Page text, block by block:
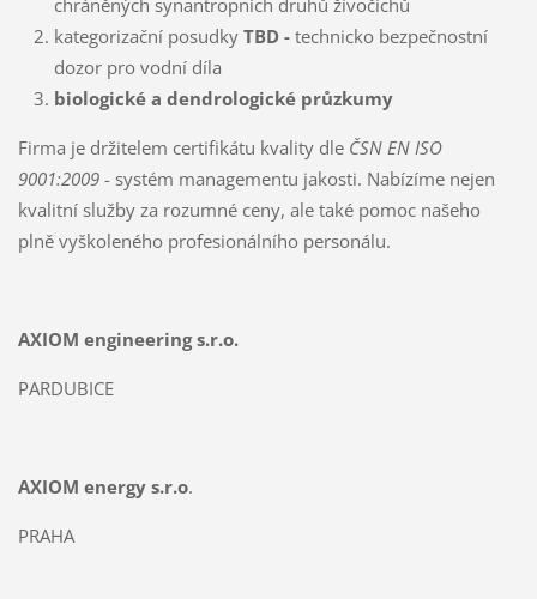
chráněných synantropních druhů živočichů
kategorizační posudky TBD - technicko bezpečnostní
dozor pro vodní díla
biologické a dendrologické průzkumy
Firma je držitelem certifikátu kvality dle ČSN EN ISO
9001:2009- systém managementu jakosti. Nabízíme nejen
kvalitní služby za rozumné ceny, ale také pomoc našeho
plně vyškoleného profesionálního personálu.
AXIOM engineering s.r.o.
PARDUBICE
AXIOM energy s.r.o.
PRAHA